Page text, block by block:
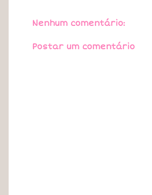
Nenhum comentário:
Postar um comentário